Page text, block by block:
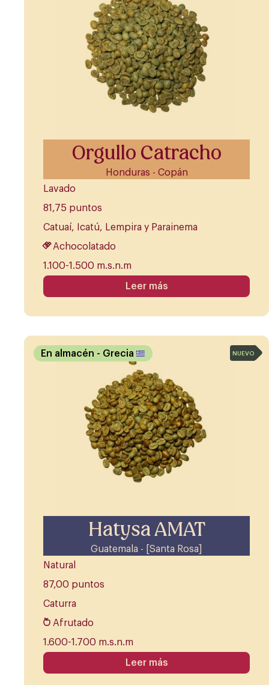
Orgullo Catracho
Honduras - Copán
Lavado
81,75 puntos
Catuaí, Icatú, Lempira y Parainema
Achocolatado
1.100-1.500 m.s.n.m
Leer más
Hatysa AMAT
Guatemala - [Santa Rosa]
En almacén - Grecia
Natural
87,00 puntos
Caturra
Afrutado
1.600-1.700 m.s.n.m
NUEVO
Leer más